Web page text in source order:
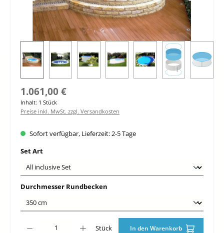
Regulärer Preis:
1.061,00 €
Inhalt: 1 Stück
Preise inkl. MwSt. zzgl. Versandkosten
Sofort verfügbar, Lieferzeit: 2-5 Tage
Set Artauswählen
Durchmesser Rundbecken
Stück In den Warenkorb